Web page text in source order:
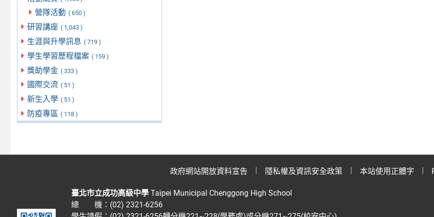
營隊活動 ( 650 )
研習講座 ( 1,043 )
生涯與升學訊息 ( 719 )
學生學習歷程檔案 ( 159 )
獎助學金 ( 333 )
國際交流 ( 51 )
新生入學 ( 51 )
防疫專區 ( 118 )
政府網站開放資料宣告 隱私權及資訊安全政策 本站使用正體字
臺北市立成功高級中學Taipei Municipal Chenggong High School
總 機：(02) 2321-6256